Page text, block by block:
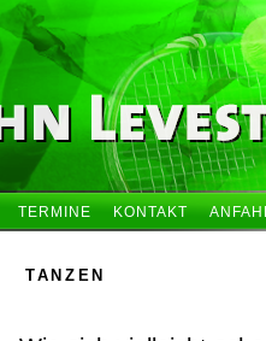
TERMINE KONTAKT
TANZEN